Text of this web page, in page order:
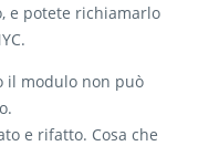
e potete richiamarlo
il modulo non può
e rifatto. Cosa che